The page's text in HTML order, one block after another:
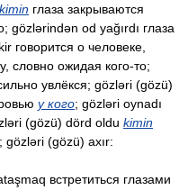
kimin глаза закрываются
gözlərindən od yağırdı глаза
говорится о человеке,
словно ожидая кого-то;
увлёкся; gözləri (gözü)
у кого; gözləri oynadı
(gözü) dörd oldu kimin
; gözləri (gözü) axır:
встретиться глазами